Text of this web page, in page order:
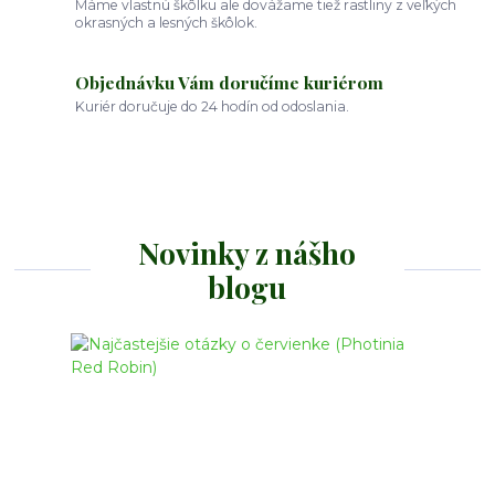
Máme vlastnú škôlku ale dovážame tiež rastliny z veľkých
okrasných a lesných škôlok.
Objednávku Vám doručíme kuriérom
Kuriér doručuje do 24 hodín od odoslania.
Novinky z nášho
blogu